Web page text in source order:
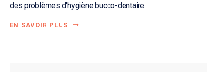
des problèmes d'hygiène bucco-dentaire.
EN SAVOIR PLUS